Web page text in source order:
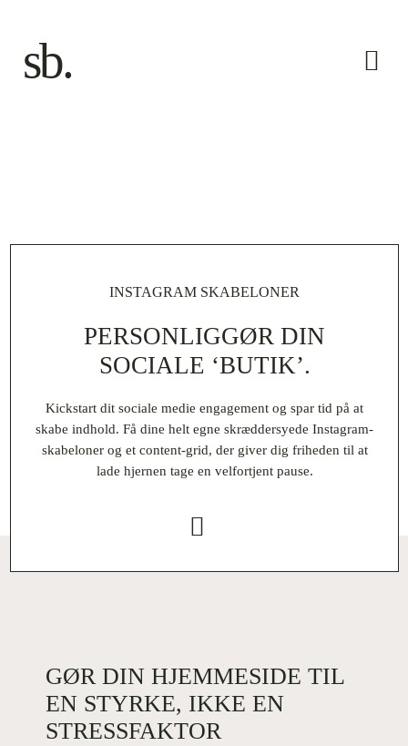
contentsb.
Luna X Sascha
INSTAGRAM SKABELONER
PERSONLIGGØR DIN
SOCIALE ‘BUTIK’.
Kickstart dit sociale medie engagement og spar tid på at
skabe indhold. Få dine helt egne skræddersyede Instagram-
skabeloner og et content-grid, der giver dig friheden til at
lade hjernen tage en velfortjent pause.
GØR DIN HJEMMESIDE TIL
EN STYRKE, IKKE EN
STRESSFAKTOR